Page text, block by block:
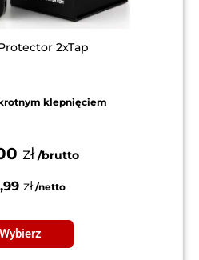
2xTap
klepnięciem
zł
zł
Wybierz